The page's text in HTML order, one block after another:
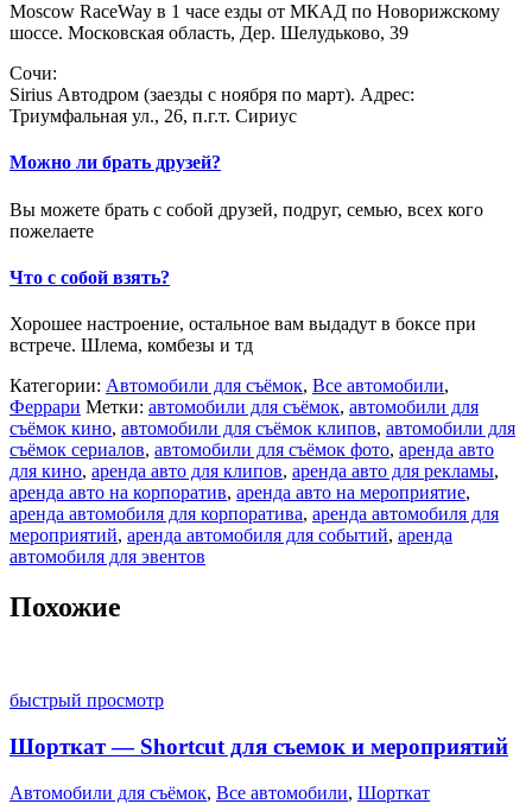
Moscow RaceWay в 1 часе езды от МКАД по Новорижскому
шоссе. Московская область, Дер. Шелудьково, 39
Сочи:
Sirius Автодром (заезды с ноября по март). Адрес:
Триумфальная ул., 26, п.г.т. Сириус
Можно ли брать друзей?
Вы можете брать с собой друзей, подруг, семью, всех кого
пожелаете
Что с собой взять?
Хорошее настроение, остальное вам выдадут в боксе при
встрече. Шлема, комбезы и тд
Категории: Автомобили для съёмок, Все автомобили,
Феррари Метки: автомобили для съёмок, автомобили для
съёмок кино, автомобили для съёмок клипов, автомобили для
съёмок сериалов, автомобили для съёмок фото, аренда авто
для кино, аренда авто для клипов, аренда авто для рекламы,
аренда авто на корпоратив, аренда авто на мероприятие,
аренда автомобиля для корпоратива, аренда автомобиля для
мероприятий, аренда автомобиля для событий, аренда
автомобиля для эвентов
Похожие
быстрый просмотр
Шорткат — Shortcut для съемок и мероприятий
Автомобили для съёмок, Все автомобили, Шорткат